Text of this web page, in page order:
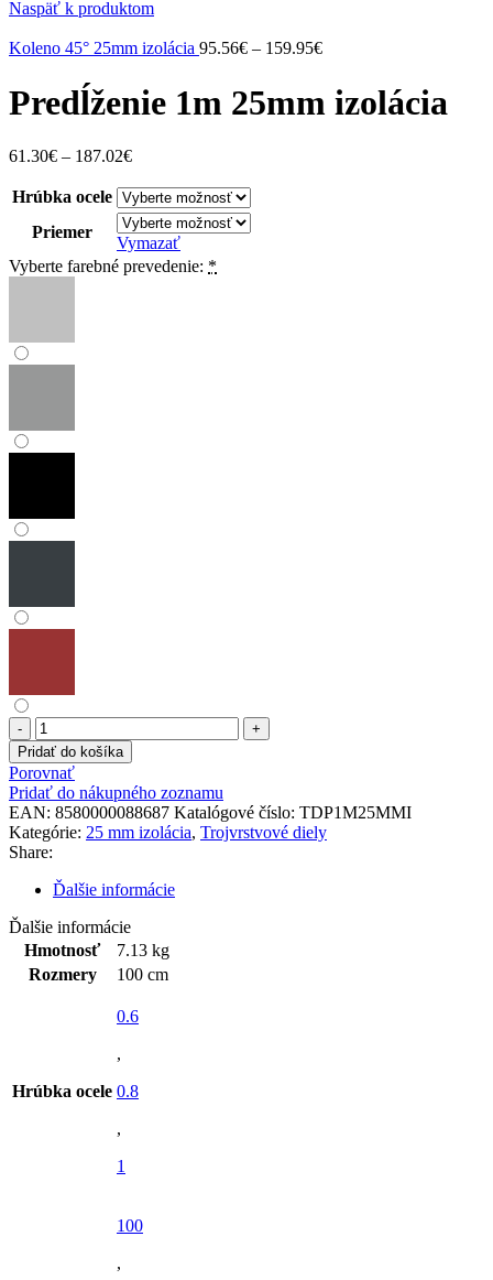
Naspäť k produktom
Koleno 45° 25mm izolácia 95.56€ – 159.95€
Predĺženie 1m 25mm izolácia
61.30€ – 187.02€
Hrúbka ocele
Priemer
Vymazať
Vyberte farebné prevedenie: *
množstvo
Predĺženie
1m
25mm
izolácia
Pridať do košíka
Porovnať
Pridať do nákupného zoznamu
EAN: 8580000088687 Katalógové číslo: TDP1M25MMI
Kategórie: 25 mm izolácia, Trojvrstvové diely
Share:
Ďalšie informácie
Ďalšie informácie
Hmotnosť
7.13 kg
Rozmery
100 cm
Hrúbka ocele
0.6
,
0.8
,
1
100
,